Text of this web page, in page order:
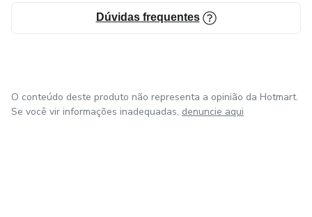
Dúvidas frequentes
O conteúdo deste produto não representa a opinião da Hotmart.
Se você vir informações inadequadas, denuncie aqui